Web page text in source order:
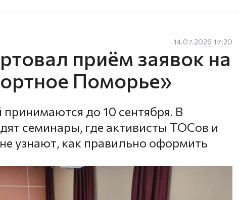
14.07.2026 17:20
приём заявок на
Поморье»
до 10 сентября. В
семинары, где активисты ТОСов и
узнают, как правильно оформить